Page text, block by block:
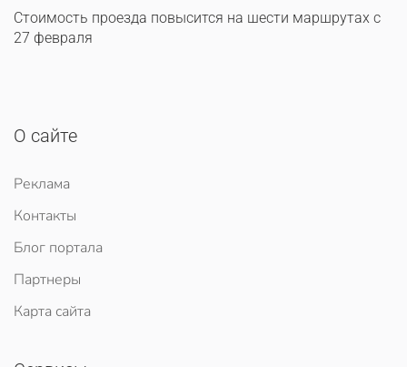
Стоимость проезда повысится на шести маршрутах с
27 февраля
О сайте
Реклама
Контакты
Блог портала
Партнеры
Карта сайта